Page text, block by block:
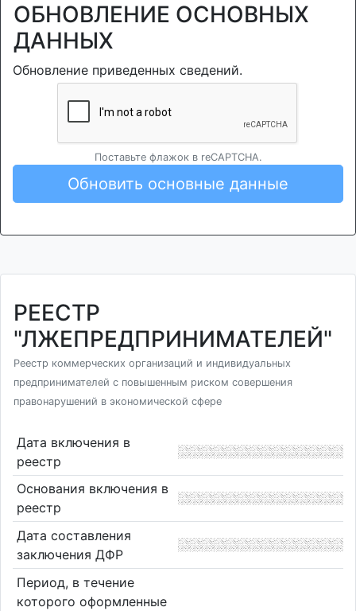
ОБНОВЛЕНИЕ ОСНОВНЫХ
ДАННЫХ
Обновление приведенных сведений.
Поставьте флажок в reCAPTCHA.
Обновить основные данные
РЕЕСТР
"ЛЖЕПРЕДПРИНИМАТЕЛЕЙ"
Реестр коммерческих организаций и индивидуальных
предпринимателей с повышенным риском совершения
правонарушений в экономической сфере
Дата включения в
реестр
Основания включения в
реестр
Дата составления
заключения ДФР
Период, в течение
которого оформленные